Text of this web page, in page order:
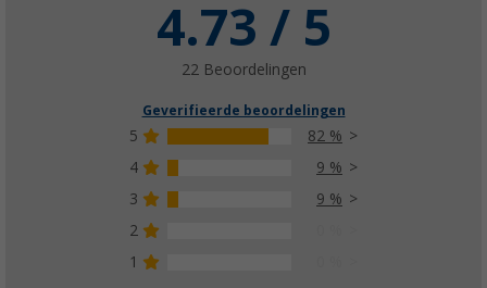
4.73 / 5
22 Beoordelingen
Geverifieerde beoordelingen
5
82 %
4
9 %
3
9 %
2
1